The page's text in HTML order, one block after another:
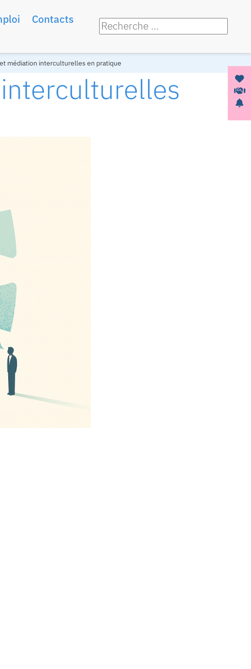
Contacts
médiation interculturelles en pratique